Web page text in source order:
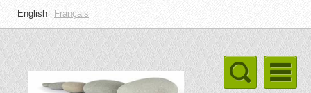
English Français